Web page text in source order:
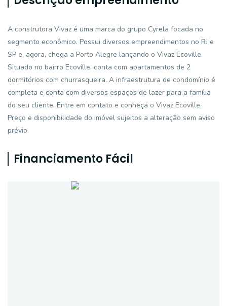
A construtora Vivaz é uma marca do grupo Cyrela focada no
segmento econômico. Possui diversos empreendimentos no RJ e
SP e, agora, chega a Porto Alegre lançando o Vivaz Ecoville.
Situado no bairro Ecoville, conta com apartamentos de 2
dormitórios com churrasqueira. A infraestrutura de condomínio é
completa e conta com diversos espaços de lazer para a família
do seu cliente. Entre em contato e conheça o Vivaz Ecoville.
Preço e disponibilidade do imóvel sujeitos a alteração sem aviso
prévio.
Financiamento Fácil